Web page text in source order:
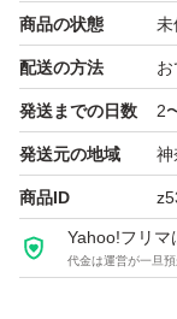
商品の状態 未
配送の方法 お
発送までの日数 2
発送元の地域 神
商品ID
Yahoo!フリマ
代金は運営が一旦